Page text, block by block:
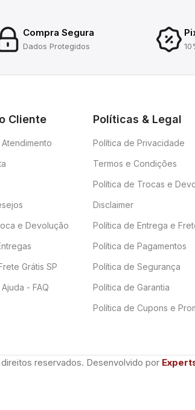
Compra Segura
Dados Protegidos
Cliente
e Devolução
Grátis SP
- FAQ
Políticas & Legal
Política de Privacidade
Termos e Condições
Política de Trocas e
Disclaimer
Política de Entrega e
Política de Pagamentos
Política de Segurança
Política de Garantia
Política de Cupons e
direitos reservados. Desenvolvido por